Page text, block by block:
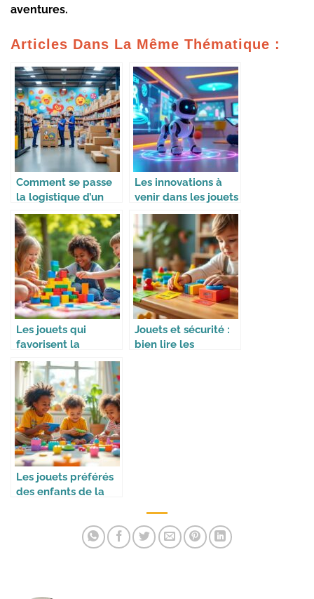
aventures.
Articles Dans La Même Thématique :
Comment se passe
la logistique d’un
site e-commerce de
jouets
Les innovations à
venir dans les jouets
intelligents
Les jouets qui
favorisent la
coopération
Jouets et sécurité :
bien lire les
Les jouets préférés
des enfants de la